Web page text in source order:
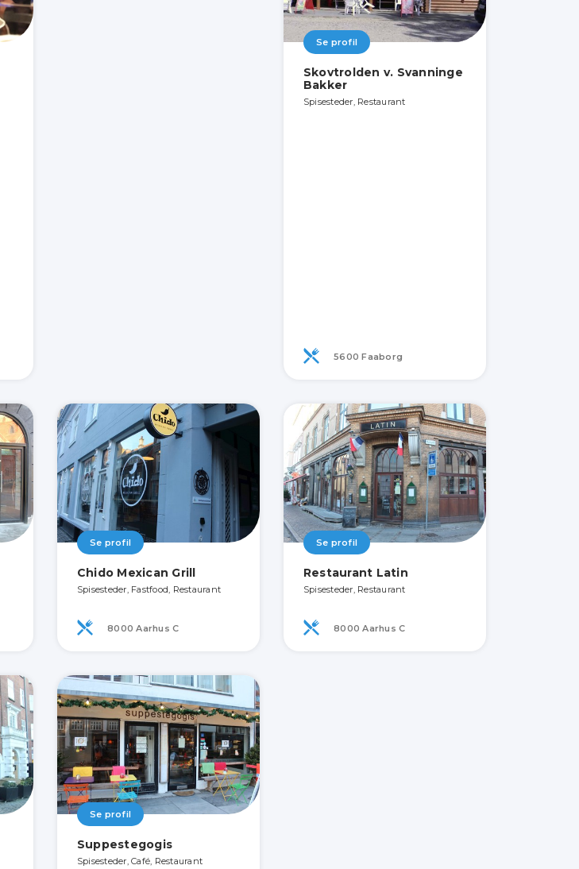
Se profil
Skovtrolden v. Svanninge
Bakker
Spisesteder, Restaurant
5600 Faaborg
Se profil
Chido Mexican Grill
Spisesteder, Fastfood, Restaurant
8000 Aarhus C
Se profil
Restaurant Latin
Spisesteder, Restaurant
8000 Aarhus C
Se profil
Suppestegogis
Spisesteder, Café, Restaurant